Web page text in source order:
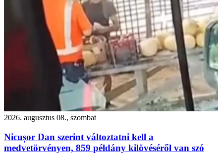
2026. augusztus 08., szombat
Nicușor Dan szerint változtatni kell a
medvetörvényen, 859 példány kilövéséről van szó